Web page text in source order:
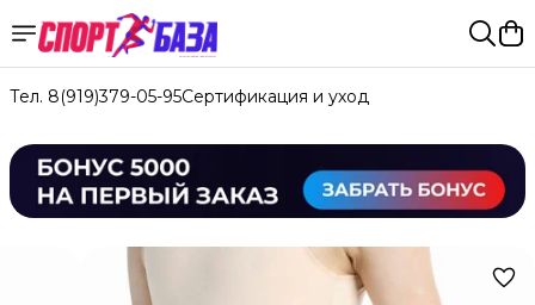
Тел. 8(919)379-05-95Сертификация и уход